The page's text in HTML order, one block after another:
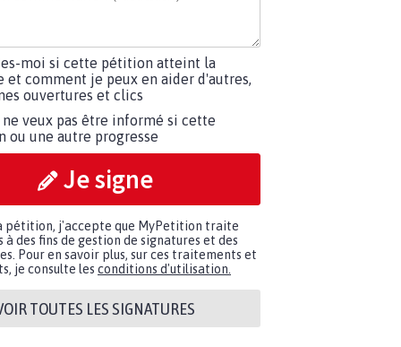
moi si cette pétition atteint la
et comment je peux en aider d'autres,
ouvertures et clics
ne veux pas être informé si cette
ou une autre progresse
Je signe
pétition, j'accepte que MyPetition traite
à des fins de gestion de signatures et des
Pour en savoir plus, sur ces traitements et
je consulte les conditions d'utilisation.
TOUTES LES SIGNATURES